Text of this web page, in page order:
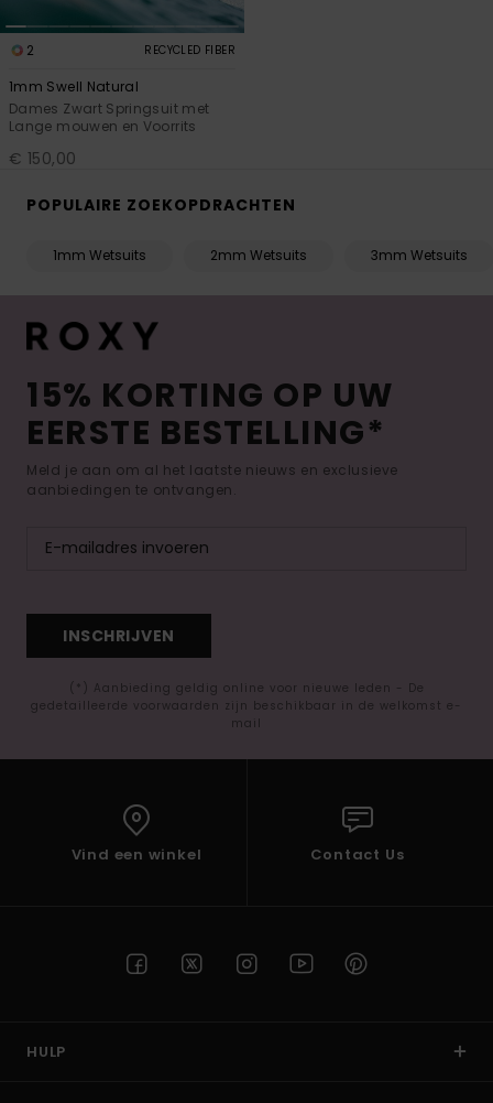
2 RECYCLED FIBER
1mm Swell Natural
Dames Zwart Springsuit met
Lange mouwen en Voorrits
€ 150,00
POPULAIRE ZOEKOPDRACHTEN
1mm Wetsuits 2mm Wetsuits 3mm Wetsuits
15% KORTING OP UW
EERSTE BESTELLING*
Meld je aan om al het laatste nieuws en exclusieve
aanbiedingen te ontvangen.
INSCHRIJVEN
(*) Aanbieding geldig online voor nieuwe leden - De
gedetailleerde voorwaarden zijn beschikbaar in de welkomst e-
mail
Vind een winkel Contact Us
HULP